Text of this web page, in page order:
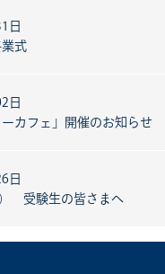
日
式
日
ーカフェ」開催のお知らせ
日
受験生の皆さまへ